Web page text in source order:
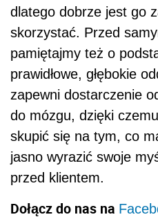
dlatego dobrze jest go
skorzystać. Przed
pamiętajmy też o
prawidłowe, głębokie
zapewni dostarczenie
do mózgu, dzięki
skupić się na tym, co
jasno wyrazić swoje
przed klientem.
Dołącz do nas na